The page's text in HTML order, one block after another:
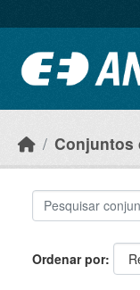
Conjuntos
Ordenar por